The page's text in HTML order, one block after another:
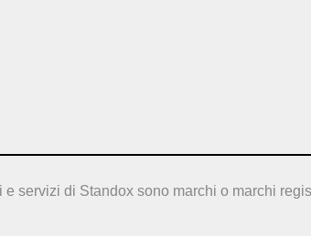
servizi di Standox sono marchi o marchi